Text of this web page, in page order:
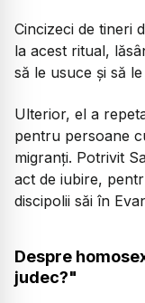
Cincizeci de tineri
la acest ritual,
să le usuce și să
Ulterior, el a
pentru persoane
migranți. Potrivit
act de iubire,
discipolii săi în
Despre
judec?"